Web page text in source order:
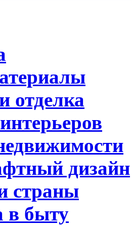
отделка
дизайн
страны
в быту